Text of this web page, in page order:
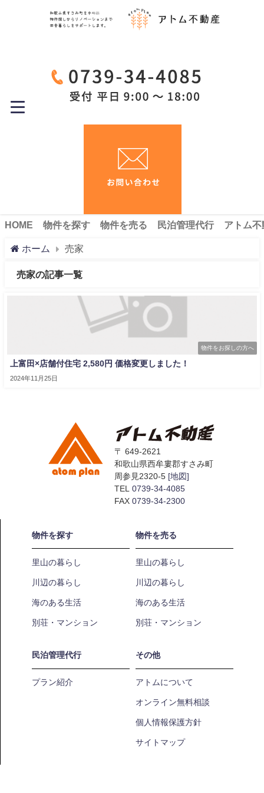
HOME 物件を探す 物件を売る 民泊管理代行 アトム
ホーム 売家
売家の記事一覧
物件をお探しの方へ
上富田×店舗付住宅 2,580円 価格変更しました！
2024年11月25日
〒 649-2621
和歌山県西牟婁郡すさみ町
周参見2320-5 [地図]
TEL 0739-34-4085
FAX 0739-34-2300
物件を探す
里山の暮らし
川辺の暮らし
海のある生活
別荘・マンション
物件を売る
里山の暮らし
川辺の暮らし
海のある生活
別荘・マンション
民泊管理代行
プラン紹介
その他
アトムについて
オンライン無料相談
個人情報保護方針
サイトマップ